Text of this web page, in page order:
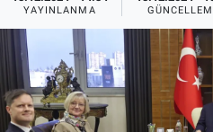
YAYINLANMA